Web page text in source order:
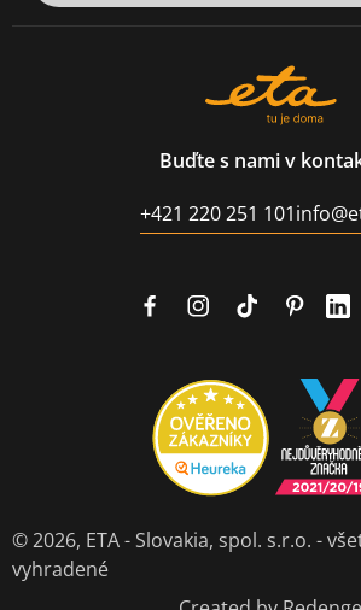
Buďte s nami v
+421 220 251 101
© 2026, ETA - Slovakia, spol. s.r.o. -
vyhradené